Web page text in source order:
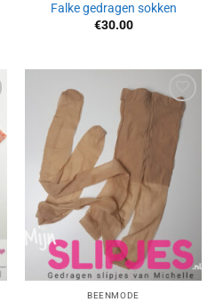
Falke gedragen sokken
€30.00
verlanglijst
toevoegen
BEENMODE